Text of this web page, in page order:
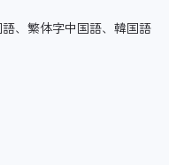
、繁体字中国語、韓国語